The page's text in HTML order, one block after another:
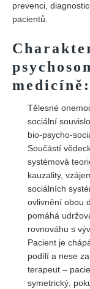
prevenci,
pacientů.
medicíně:
Tělesné
sociální
bio-psycho-
Součástí
systémová
kauzality,
sociálních
ovlivnění obou
pomáhá
rovnováhu s
Pacient je
podílí a nese
terapeut –
symetrický,